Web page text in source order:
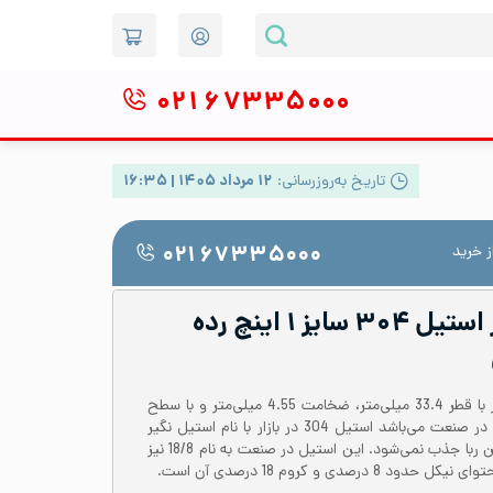
۰۲۱ ۶۷۳۳۵۰۰۰
تاریخ به‌روزرسانی: ۱۲ مرداد ۱۴۰۵ | ۱۶:۳۵
خرید ۰۲۱ ۶۷۳۳۵۰۰۰
لوله صنعتی درز دار استیل ۳۰۴ سایز ۱ اینچ رده
لوله استیل 304 یا 1.4301 درزدار با قطر 33.4 میلی‌متر، ضخامت 4.55 میلی‌متر و با سطح
مات یکی از پرکاربردترین لوله‌ها در صنعت می‌باشد‌ استیل 304 در بازار با نام استیل نگیر
نیز شناخته می‌شود که توسط آهن ربا جذب نمی‌شود. این استیل در صنعت به نام 18/8 نیز
و کروم 18 درصدی آن است.